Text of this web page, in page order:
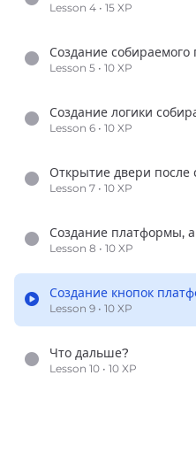
Lesson 4 • 15 XP
Создание собираемого
Lesson 5 • 10 XP
Lesson 6 • 10 XP
Lesson 7 • 10 XP
Lesson 8 • 10 XP
Создание кнопок
Lesson 9 • 10 XP
Что дальше?
Lesson 10 • 10 XP